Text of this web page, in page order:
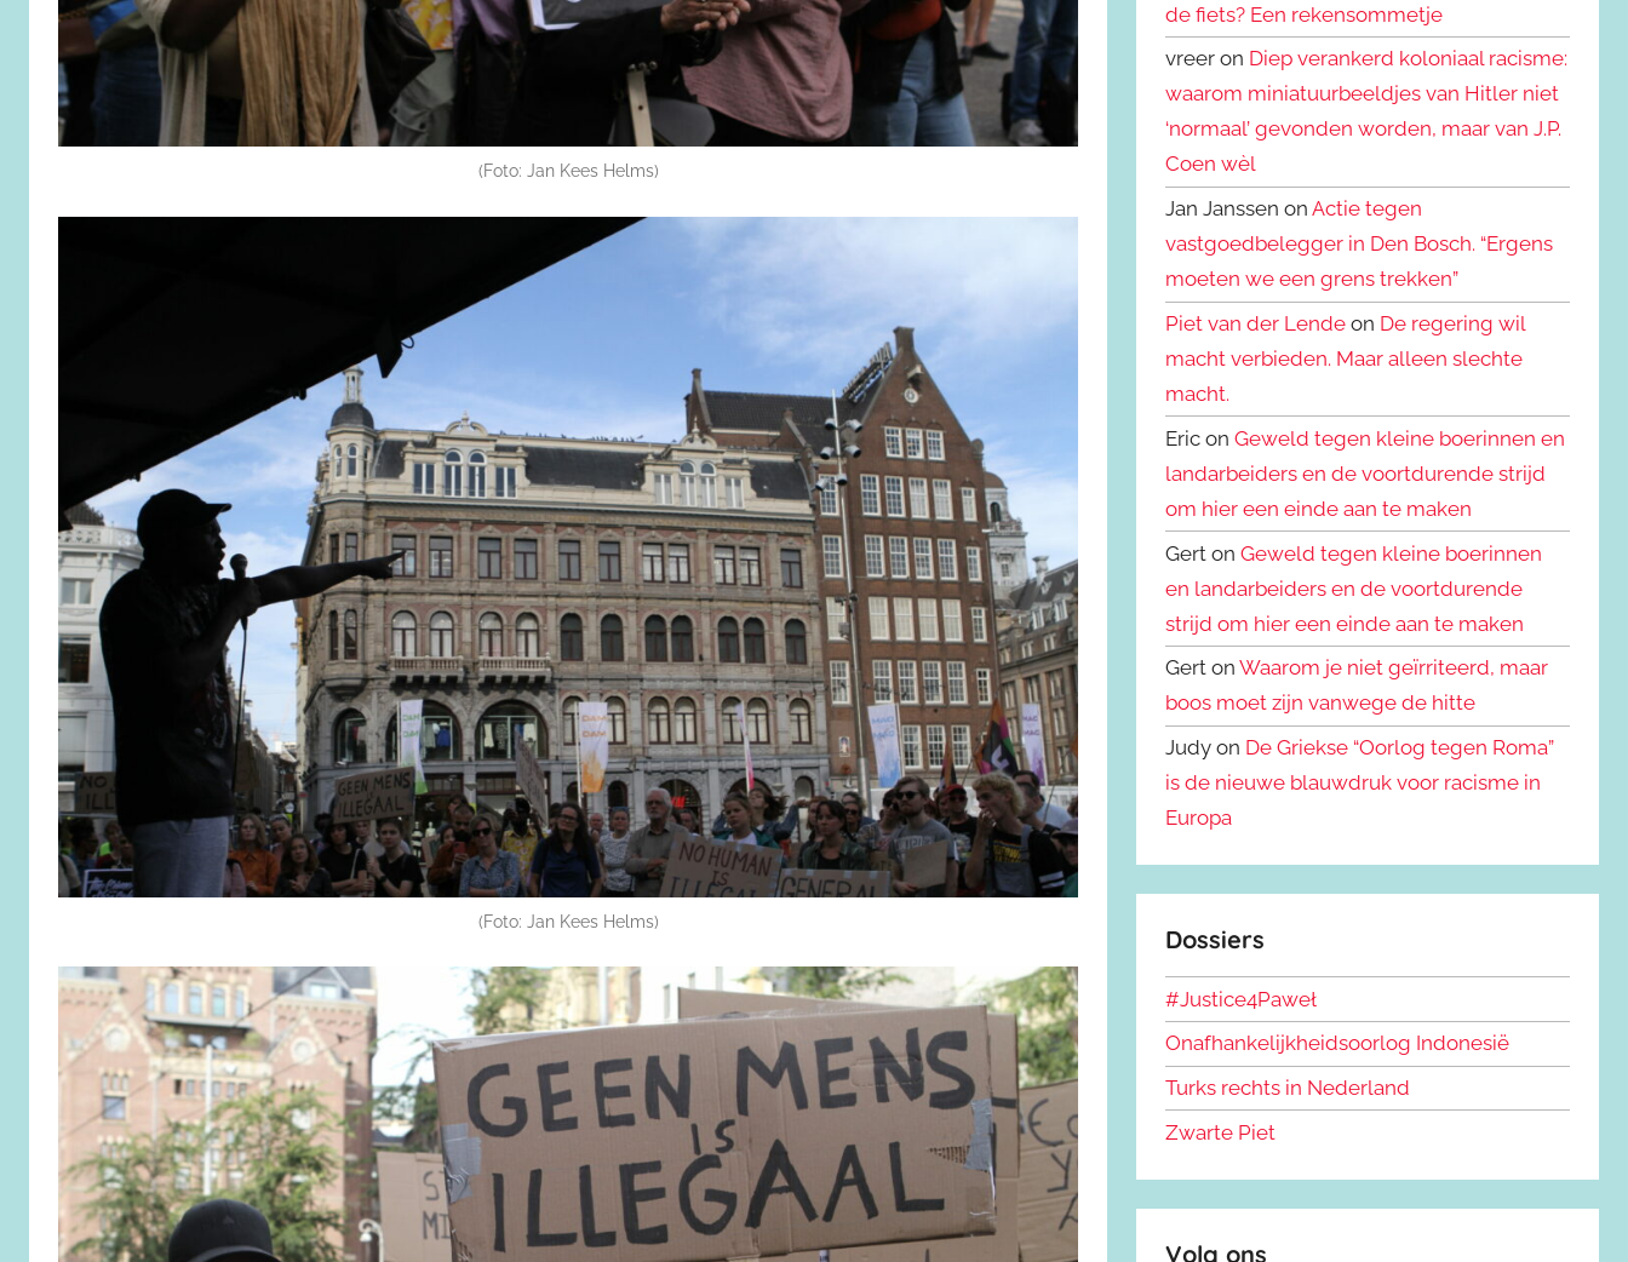
(Foto: Jan Kees Helms)
(Foto: Jan Kees Helms)
de fiets? Een rekensommetje
vreer on Diep verankerd koloniaal racisme:
waarom miniatuurbeeldjes van Hitler niet
‘normaal’ gevonden worden, maar van J.P.
Coen wèl
Jan Janssen onActie tegen
vastgoedbelegger in Den Bosch. “Ergens
moeten we een grens trekken”
Piet van der Lende on De regering wil
macht verbieden. Maar alleen slechte
macht.
Eric onGeweld tegen kleine boerinnen en
landarbeiders en de voortdurende strijd
om hier een einde aan te maken
Gert onGeweld tegen kleine boerinnen
en landarbeiders en de voortdurende
strijd om hier een einde aan te maken
Gert onWaarom je niet geïrriteerd, maar
boos moet zijn vanwege de hitte
Judy on De Griekse “Oorlog tegen Roma”
is de nieuwe blauwdruk voor racisme in
Europa
Dossiers
#Justice4Paweł
Onafhankelijkheidsoorlog Indonesië
Turks rechts in Nederland
Zwarte Piet
Volg ons